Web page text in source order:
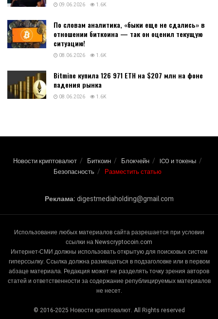
09.06.2026 1.6K
По словам аналитика, «быки еще не сдались» в
отношении биткоина — так он оценил текущую
ситуацию!
08.06.2026 1.6K
Bitmine купила 126 971 ETH на $207 млн на фоне
падения рынка
08.06.2026 1.6K
Новости криптовалют Биткоин Блокчейн
ICO и токены
Безопасность
Разместить статью
Реклама:digestmediaholding@gmail.com
Использование любых материалов сайта разрешается при условии
ссылки на Newscryptocoin.com
Интернет-СМИ должны использовать открытую для поисковых систем
гиперссылку. Ссылка должна размещаться в подзаголовке или в первом
абзаце материала. Редакция может не разделять точку зрения авторов
статей и ответственности за содержание републицируемых материалов
не несет.
© 2016-2025 Новости криптовалют. All Rights reserved